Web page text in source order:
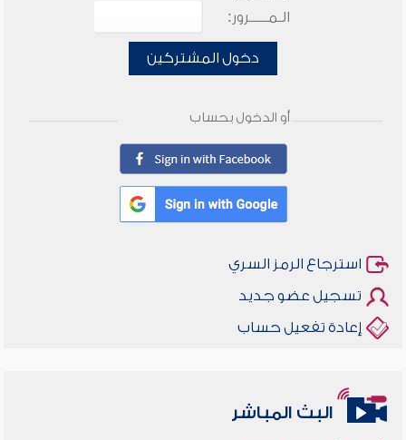
الـمـــــرور:
دخول المشتركين
أو الدخول بحساب
استرجاع الرمز السري
تسجيل عضو جديد
إعادة تفعيل حساب
البث المباشر